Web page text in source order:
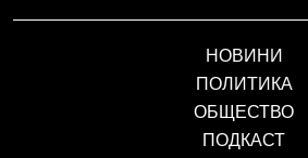
НОВИНИ
ПОЛИТИКА
ОБЩЕСТВО
ПОДКАСТ